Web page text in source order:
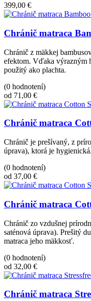
399,00 €
Chránič matraca
Chránič z mäkkej
efektom. Vďaka výrazným
použitý ako plachta.
(0 hodnotení)
od 71,00 €
Chránič matraca
Chránič je prešívaný, z
úprava), ktorá je hygienická.
(0 hodnotení)
od 37,00 €
Chránič matraca
Chránič zo vzdušnej
saténová úprava). Prešitý
matraca jeho mäkkosť.
(0 hodnotení)
od 32,00 €
Chránič matraca